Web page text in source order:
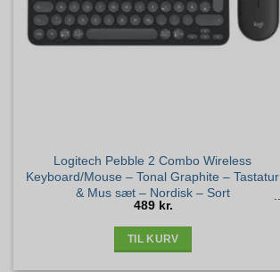
Logitech Pebble 2 Combo Wireless
Keyboard/Mouse – Tonal Graphite – Tastatur
& Mus sæt – Nordisk – Sort
489 kr.
TIL KURV